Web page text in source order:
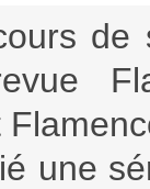
de
une